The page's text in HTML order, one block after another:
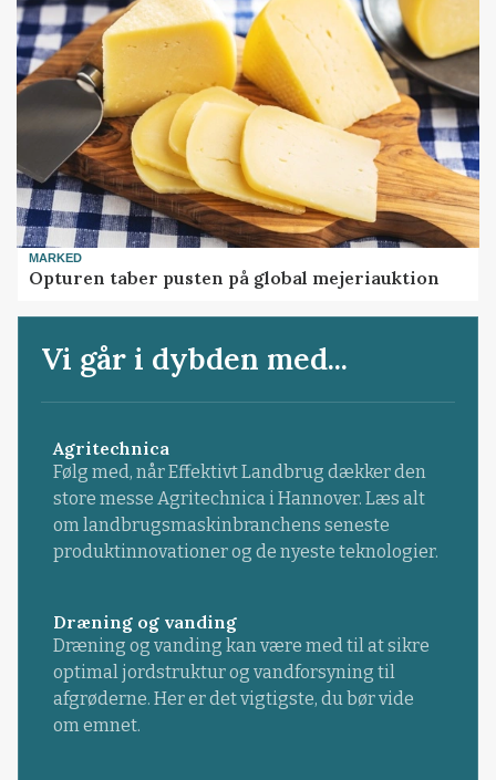
MARKED
Opturen taber pusten på global mejeriauktion
Vi går i dybden med...
Agritechnica
Følg med, når Effektivt Landbrug dækker den
store messe Agritechnica i Hannover. Læs alt
om landbrugsmaskinbranchens seneste
produktinnovationer og de nyeste teknologier.
Dræning og vanding
Dræning og vanding kan være med til at sikre
optimal jordstruktur og vandforsyning til
afgrøderne. Her er det vigtigste, du bør vide
om emnet.